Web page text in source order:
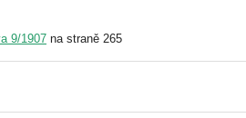
9/1907 na straně 265